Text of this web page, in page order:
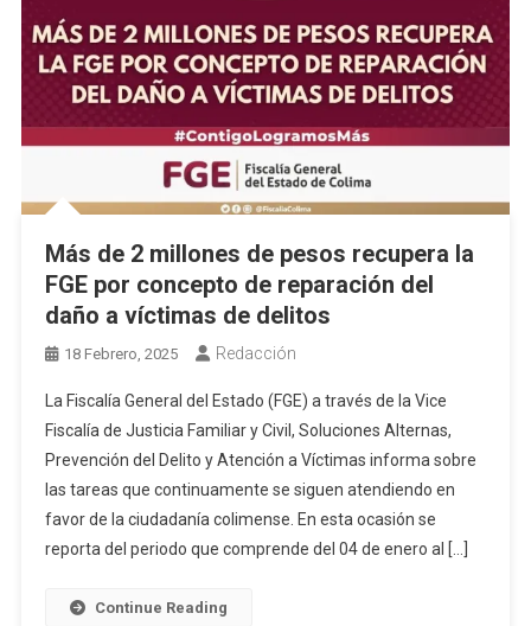
Más de 2 millones de pesos recupera la
FGE por concepto de reparación del
daño a víctimas de delitos
18 Febrero, 2025 Redacción
La Fiscalía General del Estado (FGE) a través de la Vice
Fiscalía de Justicia Familiar y Civil, Soluciones Alternas,
Prevención del Delito y Atención a Víctimas informa sobre
las tareas que continuamente se siguen atendiendo en
favor de la ciudadanía colimense. En esta ocasión se
reporta del periodo que comprende del 04 de enero al […]
Continue Reading